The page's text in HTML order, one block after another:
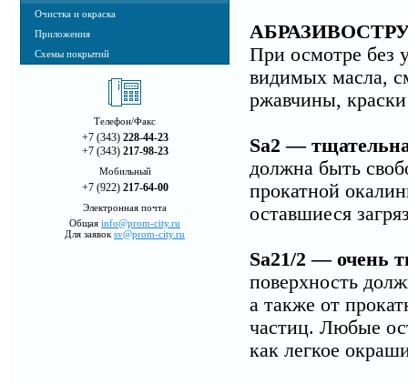
Очистка и окраска
Приложения
Схемы покрытий
Телефон/Факс
+7 (343) 228-44-23
+7 (343) 217-98-23
Мобильный
+7 (922) 217-64-00
Электронная почта
Общая info@prom-city.ru
Для заявок sv@prom-city.ru
При осмотре без
видимых масла,
ржавчины,
Sа2 —
должна быть
прокатной
оставшиеся
Sа21/2 — очень
поверхность
а также от
частиц. Любые
как легкое